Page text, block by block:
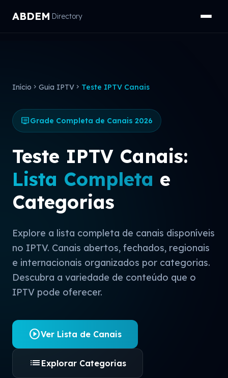
ABDEM Directory
Início chevron_right Guia IPTV chevron_right Teste IPTV Canais
dvrGrade Completa de Canais 2026
Teste IPTV Canais:
Lista Completa e
Categorias
Explore a lista completa de canais disponíveis
no IPTV. Canais abertos, fechados, regionais
e internacionais organizados por categorias.
Descubra a variedade de conteúdo que o
IPTV pode oferecer.
play_circleVer Lista de Canais
list Explorar Categorias